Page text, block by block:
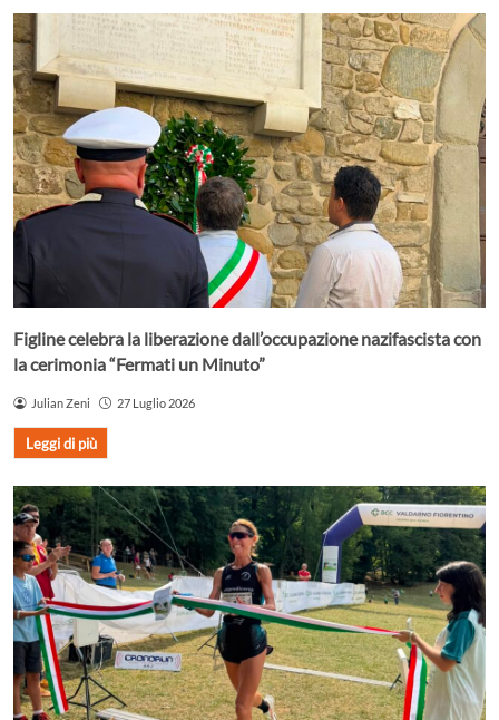
Figline celebra la liberazione dall’occupazione nazifascista con
la cerimonia “Fermati un Minuto”
Julian Zeni 27 Luglio 2026
Leggi di più